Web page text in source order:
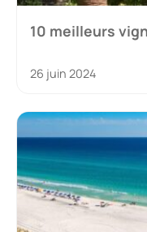
10 meilleurs
26 juin 2024